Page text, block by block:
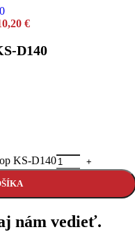
€
D140
KS-D140
nám vedieť.